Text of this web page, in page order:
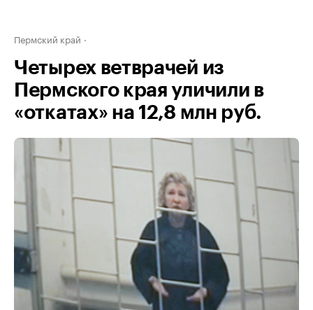
Пермский край
Четырех ветврачей из
Пермского края уличили в
«откатах» на 12,8 млн руб.